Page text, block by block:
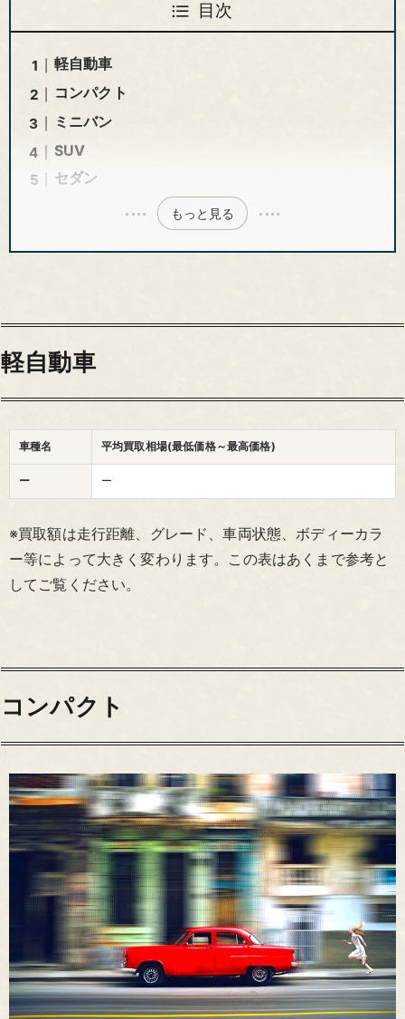
目次
軽自動車
コンパクト
ミニバン
SUV
セダン
もっと見る
軽自動車
車種名 平均買取相場(最低価格～最高価格)
ー ー
※買取額は走行距離、グレード、車両状態、ボディーカラ
ー等によって大きく変わります。この表はあくまで参考と
してご覧ください。
コンパクト